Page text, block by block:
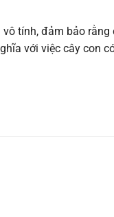
tính, đảm bảo rằng
với việc cây con